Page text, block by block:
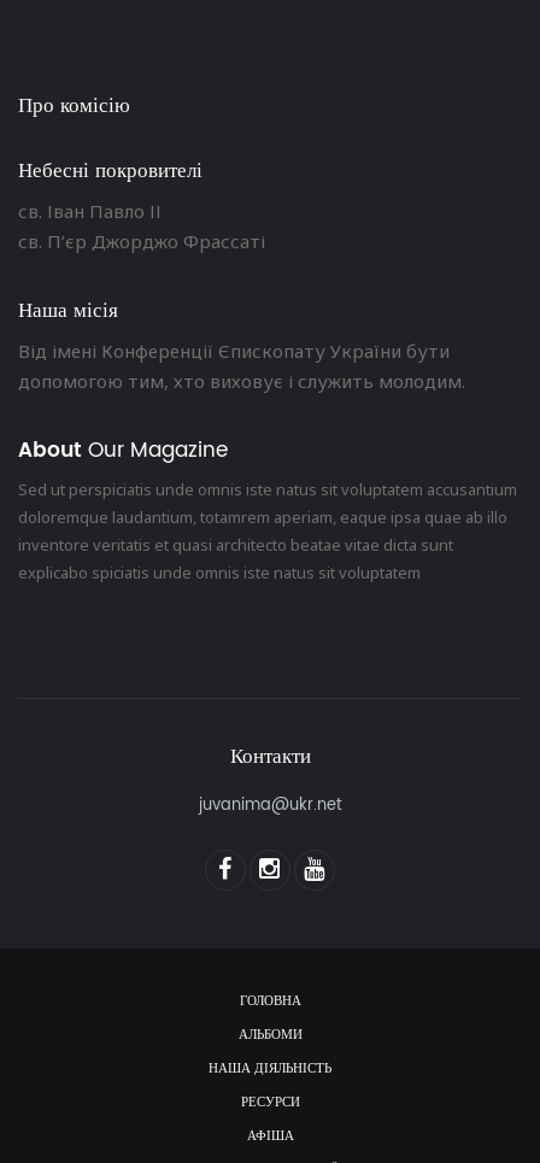
Про комісію
Небесні покровителі
св. Іван Павло ІІ
св. П’єр Джорджо Фрассаті
Наша місія
Від імені Конференції Єпископату України бути
допомогою тим, хто виховує і служить молодим.
About Our Magazine
Sed ut perspiciatis unde omnis iste natus sit voluptatem accusantium
doloremque laudantium, totamrem aperiam, eaque ipsa quae ab illo
inventore veritatis et quasi architecto beatae vitae dicta sunt
explicabo spiciatis unde omnis iste natus sit voluptatem
Контакти
juvanima@ukr.net
ГОЛОВНА
АЛЬБОМИ
НАША ДІЯЛЬНІСТЬ
РЕСУРСИ
АФІША